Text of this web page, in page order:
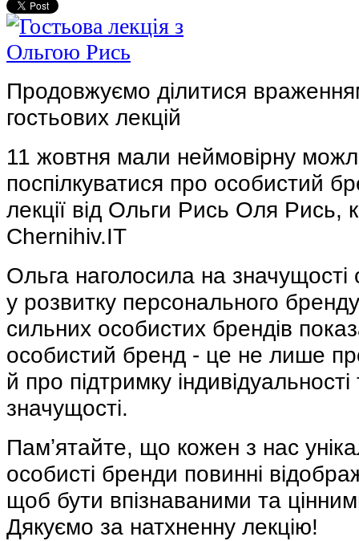
Продовжуємо ділитися
гостьових лекцій
11 жовтня мали неймовірну
поспілкуватися про особистий
лекції від Ольги Рись Оля Рись,
Chernihiv.IT
Ольга наголосила на значущості
у розвитку персонального
сильних особистих брендів
особистий бренд - це не лише
й про підтримку індивідуальності
значущості.
Памʼятайте, що кожен з нас
особисті бренди повинні
щоб бути впізнаваними та
Дякуємо за натхненну лекцію!